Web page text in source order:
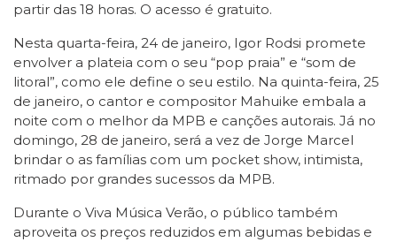
partir das 18 horas. O acesso é gratuito.
Nesta quarta-feira, 24 de janeiro, Igor Rodsi promete
envolver a plateia com o seu “pop praia” e “som de
litoral”, como ele define o seu estilo. Na quinta-feira, 25
de janeiro, o cantor e compositor Mahuike embala a
noite com o melhor da MPB e canções autorais. Já no
domingo, 28 de janeiro, será a vez de Jorge Marcel
brindar o as famílias com um pocket show, intimista,
ritmado por grandes sucessos da MPB.
Durante o Viva Música Verão, o público também
aproveita os preços reduzidos em algumas bebidas e